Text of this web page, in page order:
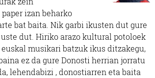
izan beharko
bat baita. Nik garbi ikusten dut gure
dut. Hiriko arazo kultural potoloek
musikari batzuk ikus ditzakegu,
ez da gure Donosti herrian jorratu
lehendabizi , donostiarren eta baita